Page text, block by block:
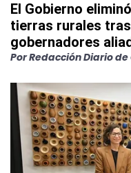
El Gobierno
tierras rurales
gobernadores
PorRedacción Diario de